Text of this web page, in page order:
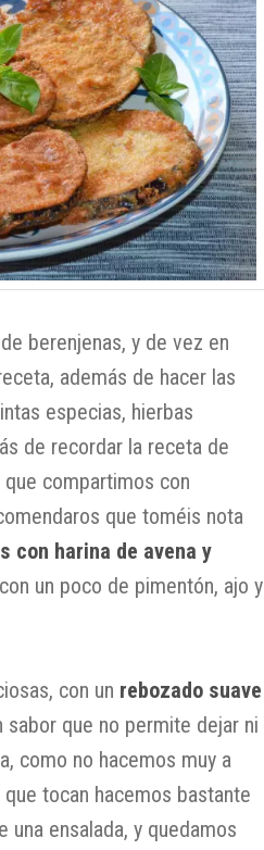
berenjenas, y de vez en
además de hacer las
especias, hierbas
de recordar la receta de
compartimos con
que toméis nota
con harina de avena y
un poco de pimentón, ajo y
con un rebozado suave
sabor que no permite dejar ni
como no hacemos muy a
tocan hacemos bastante
una ensalada, y quedamos